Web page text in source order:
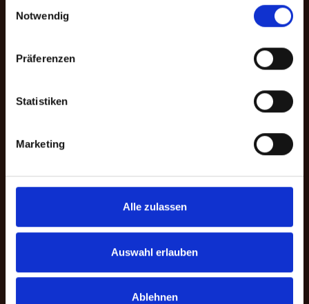
Notwendig
Präferenzen
Statistiken
Marketing
Alle zulassen
Auswahl erlauben
Ablehnen
und einer zweckgebundenen Spende